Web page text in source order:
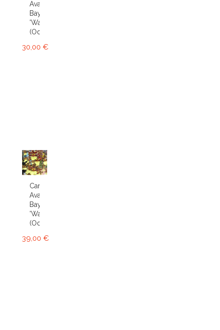
Avalon
Bay
'Wasp'
(Odcdm.)
30,00 €
Cambria
Avalon
Bay
'Wasp'
(Odcdm.)
39,00 €